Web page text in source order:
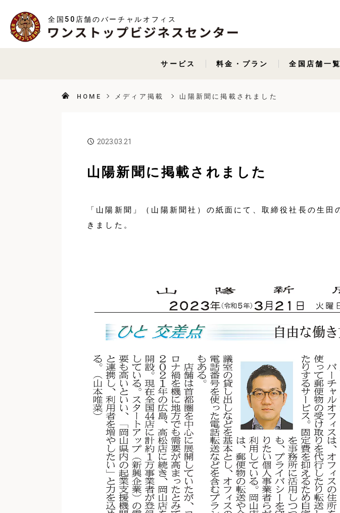
全国50店舗のバーチャルオフィス
サービス 料金・プラン 全国店舗一覧
HOME メディア掲載 山陽新聞に掲載されました
2023.03.21
山陽新聞に掲載されました
「山陽新聞」（山陽新聞社）の紙面にて、取締役社長の生田
きました。